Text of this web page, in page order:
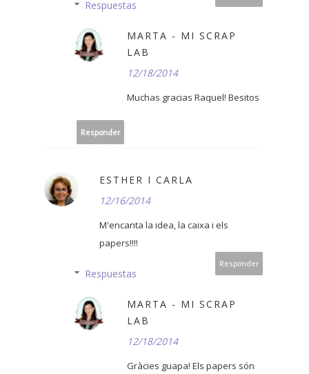
Respuestas
MARTA - MI SCRAP
LAB
12/18/2014
Muchas gracias Raquel! Besitos
Responder
ESTHER I CARLA
12/16/2014
M'encanta la idea, la caixa i els
papers!!!!
Responder
Respuestas
MARTA - MI SCRAP
LAB
12/18/2014
Gràcies guapa! Els papers són